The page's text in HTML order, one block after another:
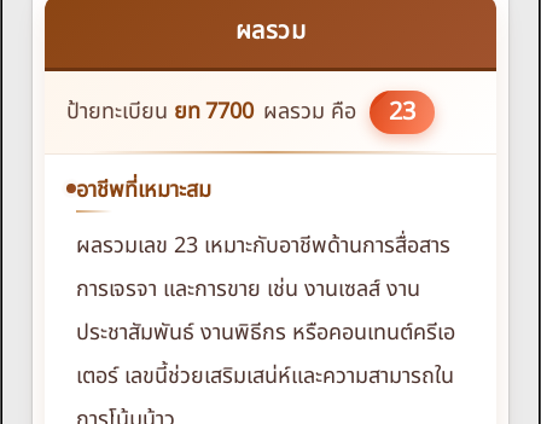
ผลรวม
ป้ายทะเบียน ยท7700 ผลรวม คือ 23
อาชีพที่เหมาะสม
ผลรวมเลข 23 เหมาะกับอาชีพด้านการสื่อสาร
การเจรจา และการขาย เช่น งานเซลส์ งาน
ประชาสัมพันธ์ งานพิธีกร หรือคอนเทนต์ครีเอ
เตอร์ เลขนี้ช่วยเสริมเสน่ห์และความสามารถใน